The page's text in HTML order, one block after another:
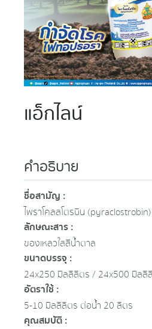
แอ็กไลน์
คำอธิบาย
ชื่อสามัญ :
ไพราโคลสโตรบิน
ลักษณะสาร :
ของเหลวใสสีน้ำตาล
ขนาดบรรจุ :
24x250 มิลลิลิตร / 24x500 มิลลิ
อัตราใช้ :
5-10 มิลลิลิตร ต่อน้ำ 20 ลิตร
คุณสมบัติ :